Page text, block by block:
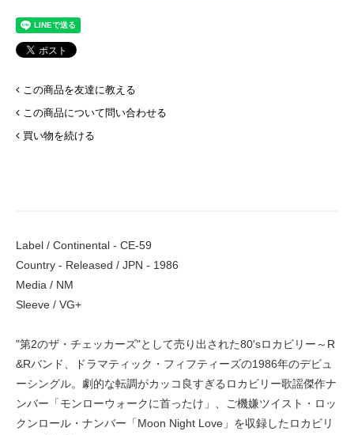
この商品を友達に教える
この商品について問い合わせる
買い物を続ける
Label / Continental - CE-59
Country - Released / JPN - 1986
Media / NM
Sleeve / VG+
"第2のザ・チェッカーズ"として売り出された80'sロカビリー～R
&Rバンド、ドラマティック・フィフティーズの1986年のデビュ
ーシングル。劇的な転調がカッコ良すぎるロカビリー歌謡傑作ナ
ンバー「モンローウォークに首ったけ」、ご機嫌ツイスト・ロッ
クンロール・ナンバー「Moon Night Love」を収録したロカビリ